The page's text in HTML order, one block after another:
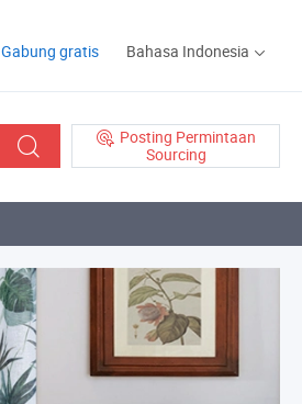
Gabung gratis Bahasa Indonesia
Posting Permintaan
Sourcing